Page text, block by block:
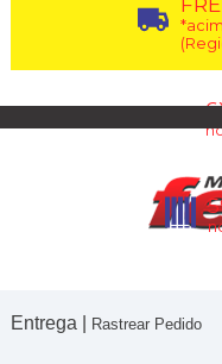
Entrega | Rastrear Pedido